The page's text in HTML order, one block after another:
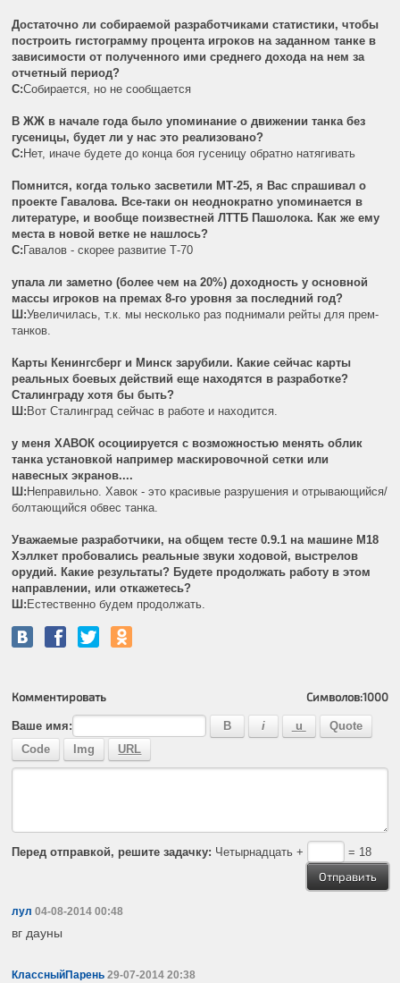
Достаточно ли собираемой разработчиками статистики, чтобы
построить гистограмму процента игроков на заданном танке в
зависимости от полученного ими среднего дохода на нем за
отчетный период?
C:Собирается, но не сообщается
В ЖЖ в начале года было упоминание о движении танка без
гусеницы, будет ли у нас это реализовано?
C:Нет, иначе будете до конца боя гусеницу обратно натягивать
Помнится, когда только засветили МТ-25, я Вас спрашивал о
проекте Гавалова. Все-таки он неоднократно упоминается в
литературе, и вообще поизвестней ЛТТБ Пашолока. Как же ему
места в новой ветке не нашлось?
C:Гавалов - скорее развитие Т-70
упала ли заметно (более чем на 20%) доходность у основной
массы игроков на премах 8-го уровня за последний год?
Ш:Увеличилась, т.к. мы несколько раз поднимали рейты для прем-
танков.
Карты Кенингсберг и Минск зарубили. Какие сейчас карты
реальных боевых действий еще находятся в разработке?
Сталинграду хотя бы быть?
Ш:Вот Сталинград сейчас в работе и находится.
у меня ХАВОК осоциируется с возможностью менять облик
танка установкой например маскировочной сетки или
навесных экранов....
Ш:Неправильно. Хавок - это красивые разрушения и отрывающийся/
болтающийся обвес танка.
Уважаемые разработчики, на общем тесте 0.9.1 на машине М18
Хэллкет пробовались реальные звуки ходовой, выстрелов
орудий. Какие результаты? Будете продолжать работу в этом
направлении, или откажетесь?
Ш:Естественно будем продолжать.
Комментировать Символов:1000
Ваше имя:
Перед отправкой, решите задачку: Четырнадцать + = 18
лул 04-08-2014 00:48
вг дауны
КлассныйПарень 29-07-2014 20:38